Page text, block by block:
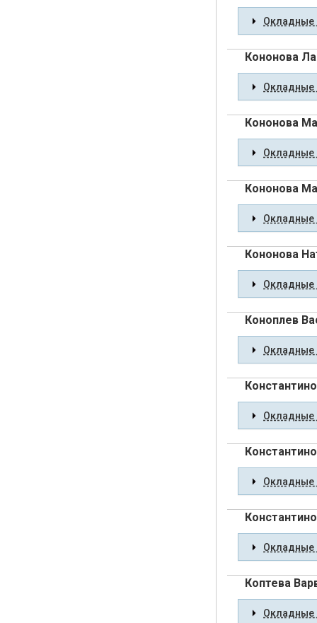
Окладные
Кононова
Окладные
Кононова
Окладные
Кононова
Окладные
Кононова
Окладные
Коноплев
Окладные
Окладные
Окладные
Окладные
Коптева
Окладные